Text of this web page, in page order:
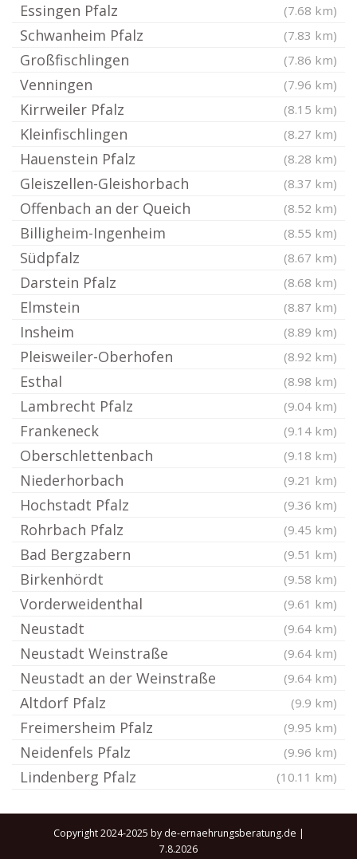
Essingen Pfalz (7.68 km)
Schwanheim Pfalz (7.83 km)
Großfischlingen (7.86 km)
Venningen (7.96 km)
Kirrweiler Pfalz (8.15 km)
Kleinfischlingen (8.27 km)
Hauenstein Pfalz (8.28 km)
Gleiszellen-Gleishorbach (8.37 km)
Offenbach an der Queich (8.52 km)
Billigheim-Ingenheim (8.55 km)
Südpfalz (8.67 km)
Darstein Pfalz (8.68 km)
Elmstein (8.87 km)
Insheim (8.89 km)
Pleisweiler-Oberhofen (8.92 km)
Esthal (8.98 km)
Lambrecht Pfalz (9.04 km)
Frankeneck (9.14 km)
Oberschlettenbach (9.18 km)
Niederhorbach (9.21 km)
Hochstadt Pfalz (9.36 km)
Rohrbach Pfalz (9.45 km)
Bad Bergzabern (9.51 km)
Birkenhördt (9.58 km)
Vorderweidenthal (9.61 km)
Neustadt (9.64 km)
Neustadt Weinstraße (9.64 km)
Neustadt an der Weinstraße (9.64 km)
Altdorf Pfalz (9.9 km)
Freimersheim Pfalz (9.95 km)
Neidenfels Pfalz (9.96 km)
Lindenberg Pfalz (10.11 km)
Copyright 2024-2025 by de-ernaehrungsberatung.de |
7.8.2026